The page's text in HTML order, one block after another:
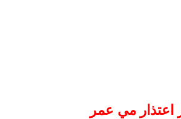
اعتذار مي عمر